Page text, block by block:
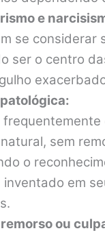
e
se considerar
ser o centro
frequentemente
sem
o
inventado em
ou